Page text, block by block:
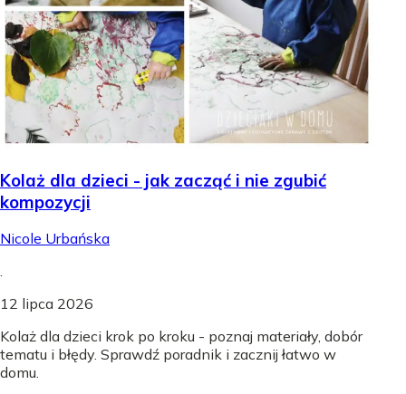
Kolaż dla dzieci - jak zacząć i nie zgubić
kompozycji
Nicole Urbańska
.
12 lipca 2026
Kolaż dla dzieci krok po kroku - poznaj materiały, dobór
tematu i błędy. Sprawdź poradnik i zacznij łatwo w
domu.